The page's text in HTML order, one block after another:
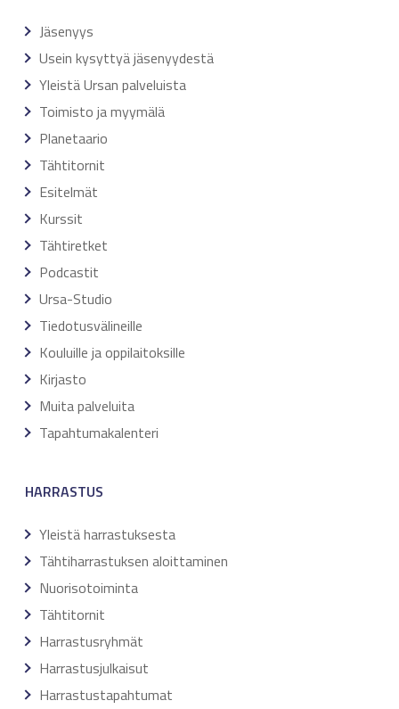
Jäsenyys
Usein kysyttyä jäsenyydestä
Yleistä Ursan palveluista
Toimisto ja myymälä
Planetaario
Tähtitornit
Esitelmät
Kurssit
Tähtiretket
Podcastit
Ursa-Studio
Tiedotusvälineille
Kouluille ja oppilaitoksille
Kirjasto
Muita palveluita
Tapahtumakalenteri
HARRASTUS
Yleistä harrastuksesta
Tähtiharrastuksen aloittaminen
Nuorisotoiminta
Tähtitornit
Harrastusryhmät
Harrastusjulkaisut
Harrastustapahtumat